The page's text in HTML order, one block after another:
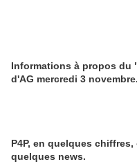
Informations à propos du
d'AG mercredi 3 novembre.
P4P, en quelques chiffres,
quelques news.